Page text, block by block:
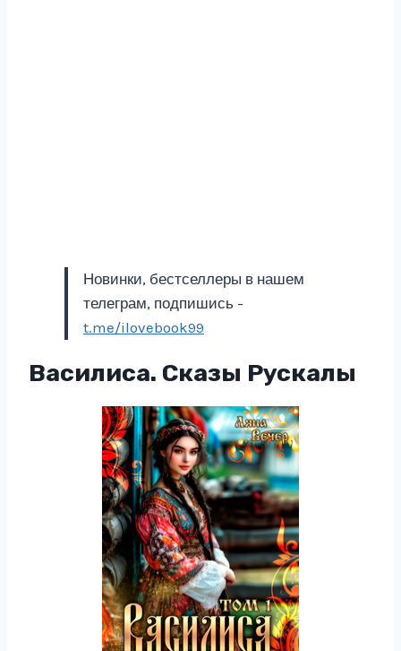
Новинки, бестселлеры в нашем
телеграм, подпишись -
t.me/ilovebook99
Василиса. Сказы Рускалы